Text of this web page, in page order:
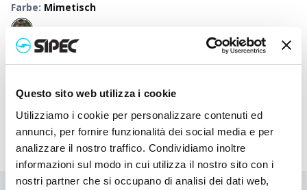
Questo sito web utilizza i cookie
Utilizziamo i cookie per personalizzare contenuti ed
annunci, per fornire funzionalità dei social media e per
analizzare il nostro traffico. Condividiamo inoltre
informazioni sul modo in cui utilizza il nostro sito con i
nostri partner che si occupano di analisi dei dati web,
Farbe: Mimetisch
50+ 100+ 250+ 500+ 1000+
Druckpreis
8,047€ 7,970€ 7,897